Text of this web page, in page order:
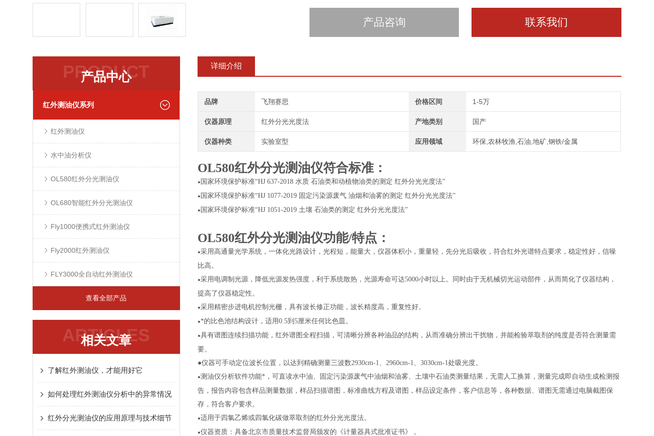
产品咨询 联系我们
PRODUCT
产品中心
红外测油仪系列
红外测油仪
水中油分析仪
OL580红外分光测油仪
OL680智能红外分光测油仪
Fly1000便携式红外测油仪
Fly2000红外测油仪
FLY3000全自动红外测油仪
查看全部产品
ARTICLES
相关文章
了解红外测油仪，才能用好它
如何处理红外测油仪分析中的异常情况
红外分光测油仪的应用原理与技术细节
详细介绍
品牌 飞翔赛思 价格区间 1-5万
仪器原理 红外分光光度法 产地类别 国产
仪器种类 实验室型 应用领域 环保,农林牧渔,石油,地矿,钢铁/金属
OL580红外分光测油仪符合标准：
● 国家环境保护标准“HJ 637-2018 水质 石油类和动植物油类的测定 红外分光光度法”
● 国家环境保护标准“HJ 1077-2019 固定污染源废气 油烟和油雾的测定 红外分光光度法”
● 国家环境保护标准“HJ 1051-2019 土壤 石油类的测定 红外分光光度法”
OL580红外分光测油仪功能/特点：
●采用高通量光学系统，一体化光路设计，光程短，能量大，仪器体积小，重量轻，先分光后吸收，符合红外光谱特点要求，稳定性好，信噪
比高。
●采用电调制光源，降低光源发热强度，利于系统散热，光源寿命可达5000小时以上。同时由于无机械切光运动部件，从而简化了仪器结构，
提高了仪器稳定性。
●采用精密步进电机控制光栅，具有波长修正功能，波长精度高，重复性好。
●*的比色池结构设计，适用0.5到5厘米任何比色皿。
●具有谱图连续扫描功能，红外谱图全程扫描，可清晰分辨各种油品的结构，从而准确分辨出干扰物，并能检验萃取剂的纯度是否符合测量需
要。
●仪器可手动定位波长位置，以达到精确测量三波数2930cm-1、2960cm-1、3030cm-1处吸光度。
●测油仪分析软件功能*，可直读水中油、固定污染源废气中油烟和油雾、 土壤中石油类测量结果 ，无需人工换算， 测量完成即自动生成检测报
告，报告内容包含样品测量数据，样品扫描谱图，标准曲线方程及谱图，样品设定条件，客户信息等，各种数据、谱图无需通过电脑截图保
存，符合客户要求。
●适用于四氯乙烯或四氯化碳做萃取剂的红外分光光度法。
●仪器资质：具备北京市质量技术监督局颁发的《计量器具式批准证书》 。